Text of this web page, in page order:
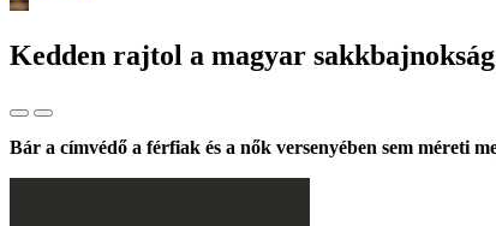
Kedden rajtol a magyar sakkbajnokság
Bár a címvédő a férfiak és a nők versenyében sem méreti